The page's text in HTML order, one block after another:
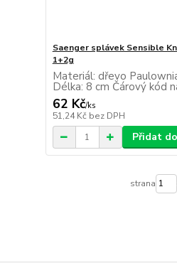
Saenger splávek Sensible
1+2g
Materiál: dřevo
Délka: 8 cm Čárový kód
62 Kč/ks
51,24 Kč bez DPH
Přidat
strana